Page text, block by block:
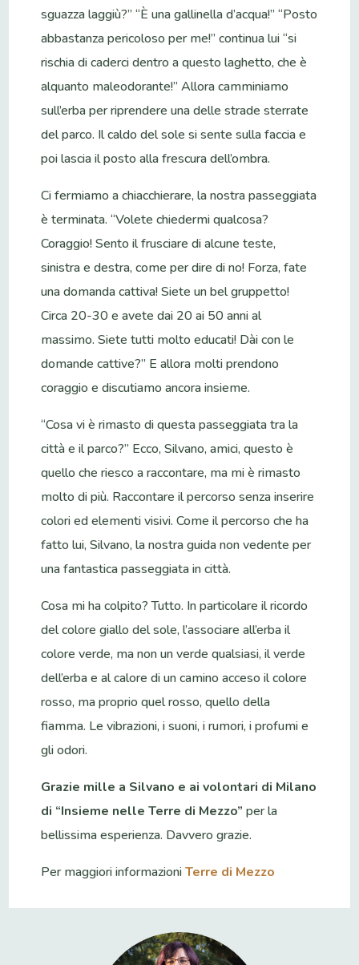
sguazza laggiù?” “È una gallinella d’acqua!” “Posto
abbastanza pericoloso per me!” continua lui “si
rischia di caderci dentro a questo laghetto, che è
alquanto maleodorante!” Allora camminiamo
sull’erba per riprendere una delle strade sterrate
del parco. Il caldo del sole si sente sulla faccia e
poi lascia il posto alla frescura dell’ombra.
Ci fermiamo a chiacchierare, la nostra passeggiata
è terminata. “Volete chiedermi qualcosa?
Coraggio! Sento il frusciare di alcune teste,
sinistra e destra, come per dire di no! Forza, fate
una domanda cattiva! Siete un bel gruppetto!
Circa 20-30 e avete dai 20 ai 50 anni al
massimo. Siete tutti molto educati! Dài con le
domande cattive?” E allora molti prendono
coraggio e discutiamo ancora insieme.
“Cosa vi è rimasto di questa passeggiata tra la
città e il parco?” Ecco, Silvano, amici, questo è
quello che riesco a raccontare, ma mi è rimasto
molto di più. Raccontare il percorso senza inserire
colori ed elementi visivi. Come il percorso che ha
fatto lui, Silvano, la nostra guida non vedente per
una fantastica passeggiata in città.
Cosa mi ha colpito? Tutto. In particolare il ricordo
del colore giallo del sole, l’associare all’erba il
colore verde, ma non un verde qualsiasi, il verde
dell’erba e al calore di un camino acceso il colore
rosso, ma proprio quel rosso, quello della
fiamma. Le vibrazioni, i suoni, i rumori, i profumi e
gli odori.
Grazie mille a Silvano e ai volontari di Milano
di “Insieme nelle Terre di Mezzo” per la
bellissima esperienza. Davvero grazie.
Per maggiori informazioniTerre di Mezzo